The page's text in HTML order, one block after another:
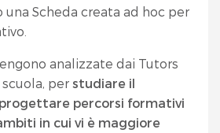
una Scheda creata ad hoc per
analizzate dai Tutors
per studiare il
percorsi formativi
in cui vi è maggiore